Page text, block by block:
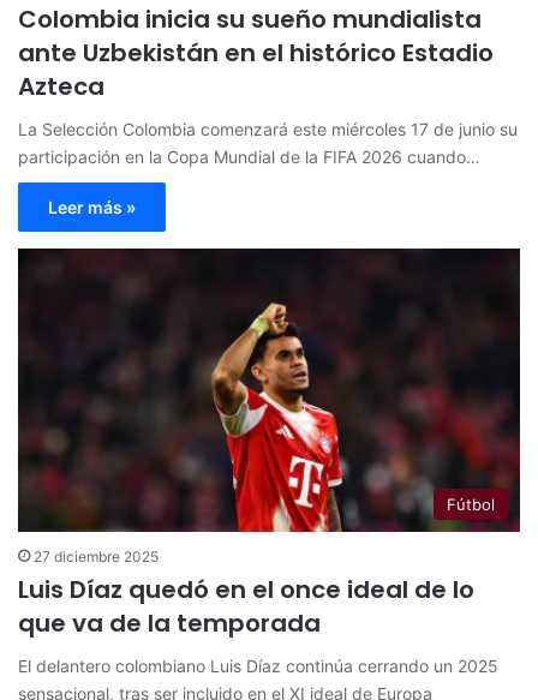
Colombia inicia su sueño mundialista
ante Uzbekistán en el histórico Estadio
Azteca
La Selección Colombia comenzará este miércoles 17 de junio su
participación en la Copa Mundial de la FIFA 2026 cuando…
Leer más »
Fútbol
27 diciembre 2025
Luis Díaz quedó en el once ideal de lo
que va de la temporada
El delantero colombiano Luis Díaz continúa cerrando un 2025
sensacional, tras ser incluido en el XI ideal de Europa